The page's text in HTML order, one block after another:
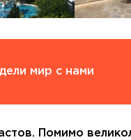
мир с нами
Помимо